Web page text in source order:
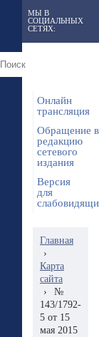
МЫ В
СОЦИАЛЬНЫХ
СЕТЯХ:
Онлайн
трансляция
Обращение в
редакцию
сетевого
издания
Версия
для
Главная
›
Карта
сайта
›
№
143/1792-
5 от 15
мая 2015